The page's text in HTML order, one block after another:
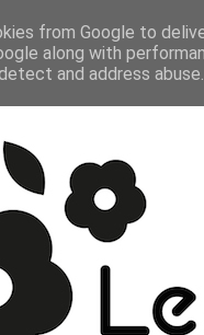
from Google to
along with
and address abuse.